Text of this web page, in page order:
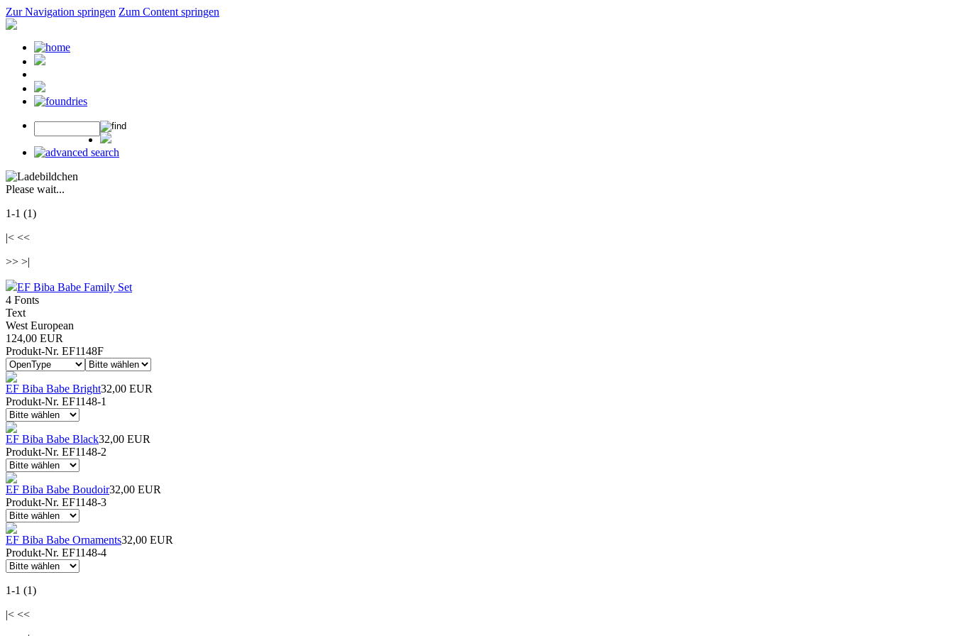
Zur Navigation springen Zum Content springen
Please wait...
1-1 (1)
|< <<
>> >|
EF Biba Babe Family Set
4 Fonts
Text
West European
124,00 EUR
Produkt-Nr. EF1148F
EF Biba Babe Bright32,00 EUR
Produkt-Nr. EF1148-1
EF Biba Babe Black32,00 EUR
Produkt-Nr. EF1148-2
EF Biba Babe Boudoir32,00 EUR
Produkt-Nr. EF1148-3
EF Biba Babe Ornaments32,00 EUR
Produkt-Nr. EF1148-4
1-1 (1)
|< <<